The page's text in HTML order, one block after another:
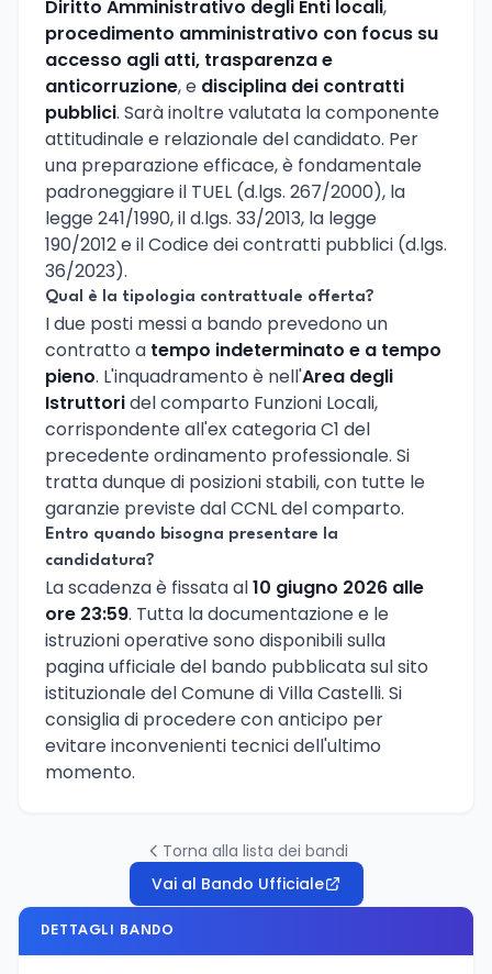
Diritto Amministrativo degli Enti locali,
procedimento amministrativo con focus su
accesso agli atti, trasparenza e
anticorruzione, e disciplina dei contratti
pubblici. Sarà inoltre valutata la componente
attitudinale e relazionale del candidato. Per
una preparazione efficace, è fondamentale
padroneggiare il TUEL (d.lgs. 267/2000), la
legge 241/1990, il d.lgs. 33/2013, la legge
190/2012 e il Codice dei contratti pubblici (d.lgs.
36/2023).
Qual è la tipologia contrattuale offerta?
I due posti messi a bando prevedono un
contratto a tempo indeterminato e a tempo
pieno. L'inquadramento è nell'Area degli
Istruttoridel comparto Funzioni Locali,
corrispondente all'ex categoria C1 del
precedente ordinamento professionale. Si
tratta dunque di posizioni stabili, con tutte le
garanzie previste dal CCNL del comparto.
Entro quando bisogna presentare la
candidatura?
La scadenza è fissata al10 giugno 2026 alle
ore 23:59. Tutta la documentazione e le
istruzioni operative sono disponibili sulla
pagina ufficiale del bando pubblicata sul sito
istituzionale del Comune di Villa Castelli. Si
consiglia di procedere con anticipo per
evitare inconvenienti tecnici dell'ultimo
momento.
Torna alla lista dei bandi
Vai al Bando Ufficiale
DETTAGLI BANDO